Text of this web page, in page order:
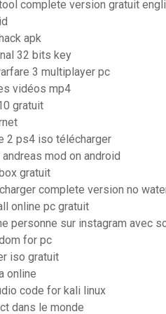
complete version gratuit
apk
32 bits key
3 multiplayer pc
vidéos mp4
gratuit
2 ps4 iso télécharger
mod on android
gratuit
complete version no
online pc gratuit
personne sur instagram avec
for pc
iso gratuit
online
code for kali linux
dans le monde